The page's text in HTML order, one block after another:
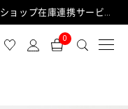
完売でもリアルショップ在庫が買える「ショップ在庫連携サービス」が日中もご利用可能になりました！
0